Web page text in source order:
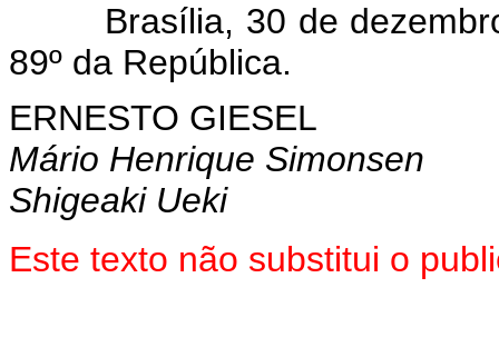
Brasília, 30 de dezembro
89º da República.
ERNESTO GIESEL
Mário Henrique Simonsen
Shigeaki Ueki
Este texto não substitui o